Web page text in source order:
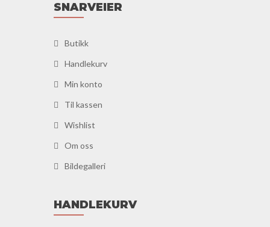
SNARVEIER
Butikk
Handlekurv
Min konto
Til kassen
Wishlist
Om oss
Bildegalleri
HANDLEKURV